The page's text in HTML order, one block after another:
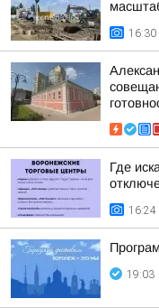
16:30
Где
16:24
19:03